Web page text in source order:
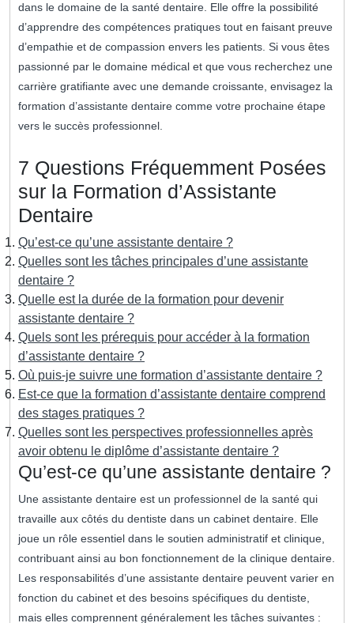
dans le domaine de la santé dentaire. Elle offre la possibilité
d’apprendre des compétences pratiques tout en faisant preuve
d’empathie et de compassion envers les patients. Si vous êtes
passionné par le domaine médical et que vous recherchez une
carrière gratifiante avec une demande croissante, envisagez la
formation d’assistante dentaire comme votre prochaine étape
vers le succès professionnel.
7 Questions Fréquemment Posées
sur la Formation d’Assistante
Dentaire
Qu’est-ce qu’une assistante dentaire ?
Quelles sont les tâches principales d’une assistante
dentaire ?
Quelle est la durée de la formation pour devenir
assistante dentaire ?
Quels sont les prérequis pour accéder à la formation
d’assistante dentaire ?
Où puis-je suivre une formation d’assistante dentaire ?
Est-ce que la formation d’assistante dentaire comprend
des stages pratiques ?
Quelles sont les perspectives professionnelles après
avoir obtenu le diplôme d’assistante dentaire ?
Qu’est-ce qu’une assistante dentaire ?
Une assistante dentaire est un professionnel de la santé qui
travaille aux côtés du dentiste dans un cabinet dentaire. Elle
joue un rôle essentiel dans le soutien administratif et clinique,
contribuant ainsi au bon fonctionnement de la clinique dentaire.
Les responsabilités d’une assistante dentaire peuvent varier en
fonction du cabinet et des besoins spécifiques du dentiste,
mais elles comprennent généralement les tâches suivantes :